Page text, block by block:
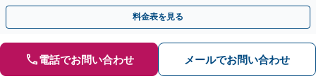
倫相談は初回0円】【全国対応】
料金表を見る
電話でお問い合わせ メールでお問い合わせ